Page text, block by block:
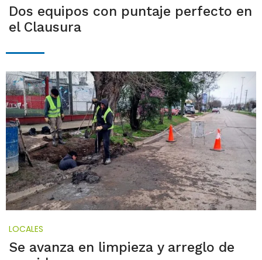
Dos equipos con puntaje perfecto en
el Clausura
LOCALES
Se avanza en limpieza y arreglo de